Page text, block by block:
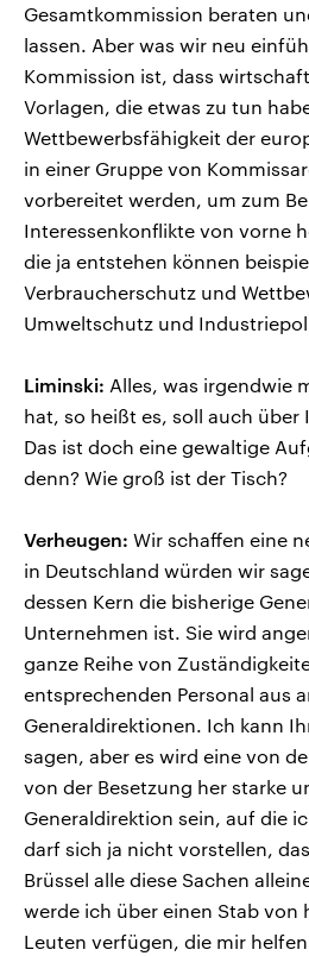
Gesamtkommission beraten
lassen. Aber was wir neu
Kommission ist, dass
Vorlagen, die etwas zu tun
Wettbewerbsfähigkeit der
in einer Gruppe von
vorbereitet werden, um zum
Interessenkonflikte von vorne
die ja entstehen können
Verbraucherschutz und
Umweltschutz und
Liminski: Alles, was irgendwie
hat, so heißt es, soll auch über
Das ist doch eine gewaltige
denn? Wie groß ist der Tisch?
Verheugen: Wir schaffen eine
in Deutschland würden wir
dessen Kern die bisherige
Unternehmen ist. Sie wird
ganze Reihe von
entsprechenden Personal aus
Generaldirektionen. Ich kann
sagen, aber es wird eine von
von der Besetzung her starke
Generaldirektion sein, auf die
darf sich ja nicht vorstellen,
Brüssel alle diese Sachen
werde ich über einen Stab von
Leuten verfügen, die mir